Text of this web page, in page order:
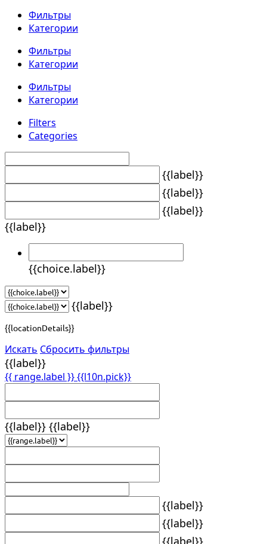
Фильтры
Категории
Фильтры
Категории
Фильтры
Категории
Filters
Categories
{{label}}
{{label}}
{{label}}
{{label}}
{{choice.label}}
{{label}}
{{locationDetails}}
Искать Сбросить фильтры
{{label}}
{{ range.label }}{{l10n.pick}}
{{label}} {{label}}
{{label}}
{{label}}